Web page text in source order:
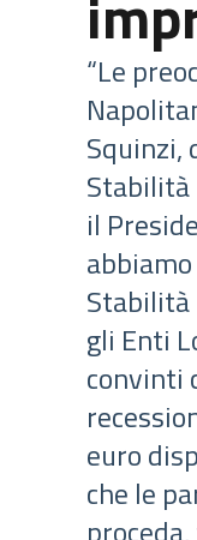
“Le
Squinzi,
Stabilità
il
Stabilità
gli Enti
convinti
euro
che le